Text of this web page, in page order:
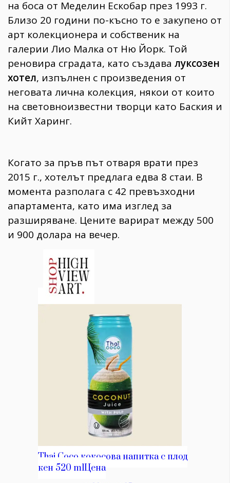
на боса от Меделин Ескобар през 1993 г.
Близо 20 години по-късно то е закупено от
арт колекционера и собственик на
галерии Лио Малка от Ню Йорк. Той
реновира сградата, като създава луксозен
хотел, изпълнен с произведения от
неговата лична колекция, някои от които
на световноизвестни творци като Баския и
Кийт Харинг.
Когато за пръв път отваря врати през
2015 г., хотелът предлага едва 8 стаи. В
момента разполага с 42 превъзходни
апартамента, като има изглед за
разширяване. Цените варират между 500
и 900 долара на вечер.